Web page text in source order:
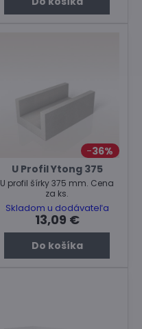
36%
U Profil Ytong 375
U profil šírky 375 mm. Cena
za ks.
Skladom u dodávateľa
13,09 €
Do košíka